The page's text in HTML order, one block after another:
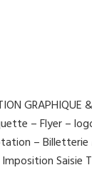
– Flyer –
–
Imposition